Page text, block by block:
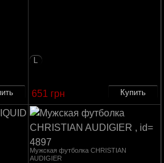
L
651 грн
Мужская футболка CHRISTIAN
AUDIGIER